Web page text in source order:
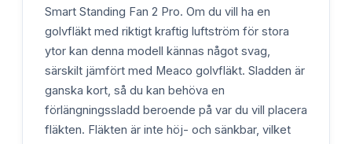
Smart Standing Fan 2 Pro. Om du vill ha en
golvfläkt med riktigt kraftig luftström för stora
ytor kan denna modell kännas något svag,
särskilt jämfört med Meaco golvfläkt. Sladden är
ganska kort, så du kan behöva en
förlängningssladd beroende på var du vill placera
fläkten. Fläkten är inte höj- och sänkbar, vilket